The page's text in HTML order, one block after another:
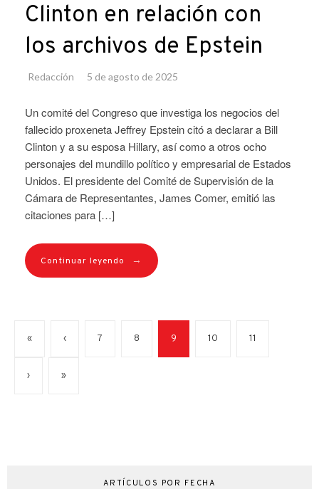
Clinton en relación con
los archivos de Epstein
Redacción 5 de agosto de 2025
Un comité del Congreso que investiga los negocios del
fallecido proxeneta Jeffrey Epstein citó a declarar a Bill
Clinton y a su esposa Hillary, así como a otros ocho
personajes del mundillo político y empresarial de Estados
Unidos. El presidente del Comité de Supervisión de la
Cámara de Representantes, James Comer, emitió las
citaciones para […]
Continuar leyendo →
« ‹ 7 8 9 10 11
› »
ARTÍCULOS POR FECHA